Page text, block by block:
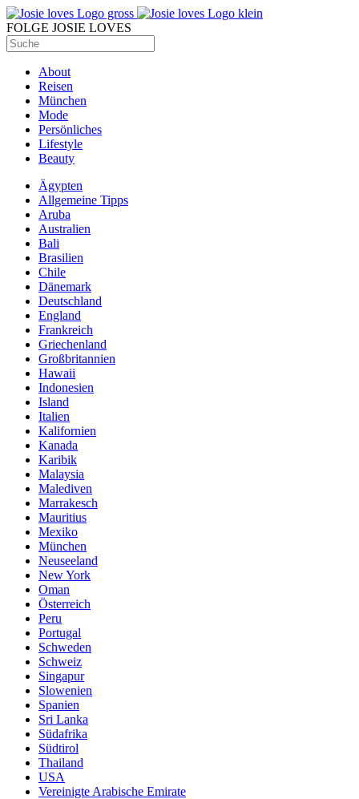
FOLGE JOSIE LOVES
About
Reisen
München
Mode
Persönliches
Lifestyle
Beauty
Ägypten
Allgemeine Tipps
Aruba
Australien
Bali
Brasilien
Chile
Dänemark
Deutschland
England
Frankreich
Griechenland
Großbritannien
Hawaii
Indonesien
Island
Italien
Kalifornien
Kanada
Karibik
Malaysia
Malediven
Marrakesch
Mauritius
Mexiko
München
Neuseeland
New York
Oman
Österreich
Peru
Portugal
Schweden
Schweiz
Singapur
Slowenien
Spanien
Sri Lanka
Südafrika
Südtirol
Thailand
USA
Vereinigte Arabische Emirate